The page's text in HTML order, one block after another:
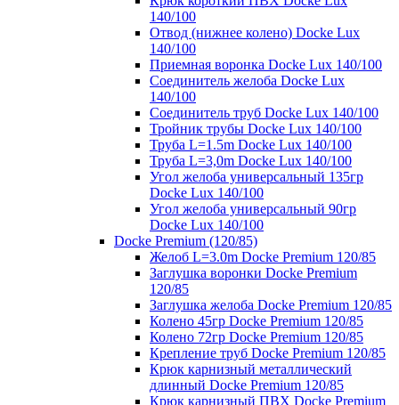
140/100
Отвод (нижнее колено) Docke Lux
140/100
Приемная воронка Docke Lux 140/100
Соединитель желоба Docke Lux
140/100
Соединитель труб Docke Lux 140/100
Тройник трубы Docke Lux 140/100
Труба L=1.5m Docke Lux 140/100
Труба L=3,0m Docke Lux 140/100
Угол желоба универсальный 135гр
Docke Lux 140/100
Угол желоба универсальный 90гр
Docke Lux 140/100
Docke Premium (120/85)
Желоб L=3.0m Docke Premium 120/85
Заглушка воронки Docke Premium
120/85
Заглушка желоба Docke Premium 120/85
Колено 45гр Docke Premium 120/85
Колено 72гр Docke Premium 120/85
Крепление труб Docke Premium 120/85
Крюк карнизный металлический
длинный Docke Premium 120/85
Крюк карнизный ПВХ Docke Premium